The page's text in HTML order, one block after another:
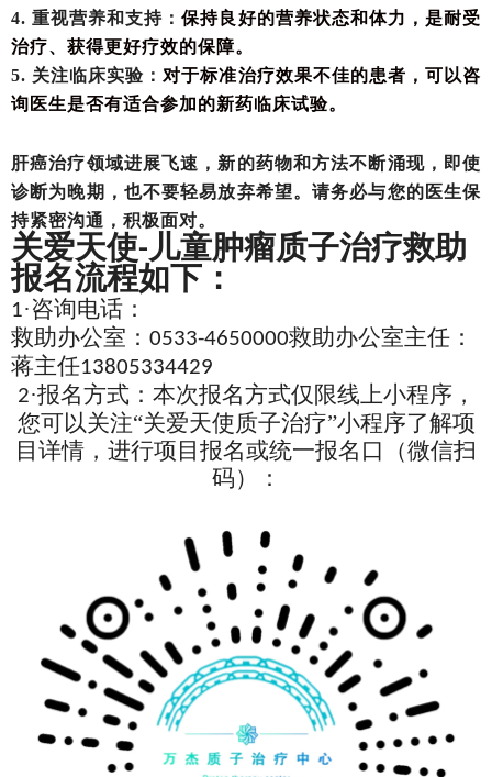
4. 重视营养和支持：保持良好的营养状态和体力，是耐受
治疗、获得更好疗效的保障。
5. 关注临床实验： 对于标准治疗效果不佳的患者，可以咨
询医生是否有适合参加的新药临床试验。
肝癌治疗领域进展飞速，新的药物和方法不断涌现，即使
诊断为晚期，也不要轻易放弃希望。请务必与您的医生保
持紧密沟通，积极面对。
关爱天使- 儿童肿瘤质子治疗救助
报名流程如下：
1·咨询电话：
救助办公室： 0533-4650000救助办公室主任：
蒋主任13805334429
2·报名方式：本次报名方式仅限线上小程序，
您可以关注“关爱天使质子治疗”小程序了解项
目详情，进行项目报名或统一报名口（微信扫
码）：